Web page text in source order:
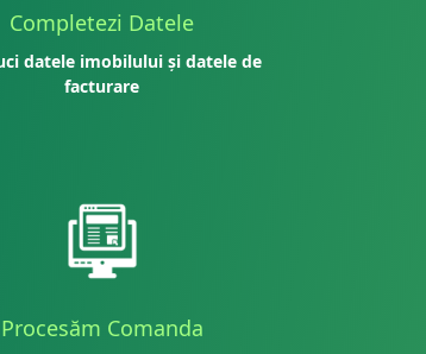
Completezi Datele
datele imobilului și datele de
facturare
Procesăm Comanda